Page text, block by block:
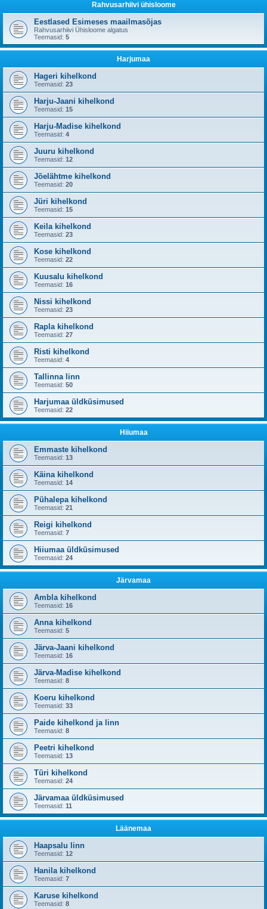
Rahvusarhiivi ühisloome
Eestlased Esimeses maailmasõjas
Rahvusarhiivi Ühisloome algatus
Teemasid: 5
Harjumaa
Hageri kihelkond
Teemasid: 23
Harju-Jaani kihelkond
Teemasid: 15
Harju-Madise kihelkond
Teemasid: 4
Juuru kihelkond
Teemasid: 12
Jõelähtme kihelkond
Teemasid: 20
Jüri kihelkond
Teemasid: 15
Keila kihelkond
Teemasid: 23
Kose kihelkond
Teemasid: 22
Kuusalu kihelkond
Teemasid: 16
Nissi kihelkond
Teemasid: 23
Rapla kihelkond
Teemasid: 27
Risti kihelkond
Teemasid: 4
Tallinna linn
Teemasid: 50
Harjumaa üldküsimused
Teemasid: 22
Hiiumaa
Emmaste kihelkond
Teemasid: 13
Käina kihelkond
Teemasid: 14
Pühalepa kihelkond
Teemasid: 21
Reigi kihelkond
Teemasid: 7
Hiiumaa üldküsimused
Teemasid: 24
Järvamaa
Ambla kihelkond
Teemasid: 16
Anna kihelkond
Teemasid: 5
Järva-Jaani kihelkond
Teemasid: 16
Järva-Madise kihelkond
Teemasid: 8
Koeru kihelkond
Teemasid: 33
Paide kihelkond ja linn
Teemasid: 8
Peetri kihelkond
Teemasid: 13
Türi kihelkond
Teemasid: 24
Järvamaa üldküsimused
Teemasid: 11
Läänemaa
Haapsalu linn
Teemasid: 12
Hanila kihelkond
Teemasid: 7
Karuse kihelkond
Teemasid: 8